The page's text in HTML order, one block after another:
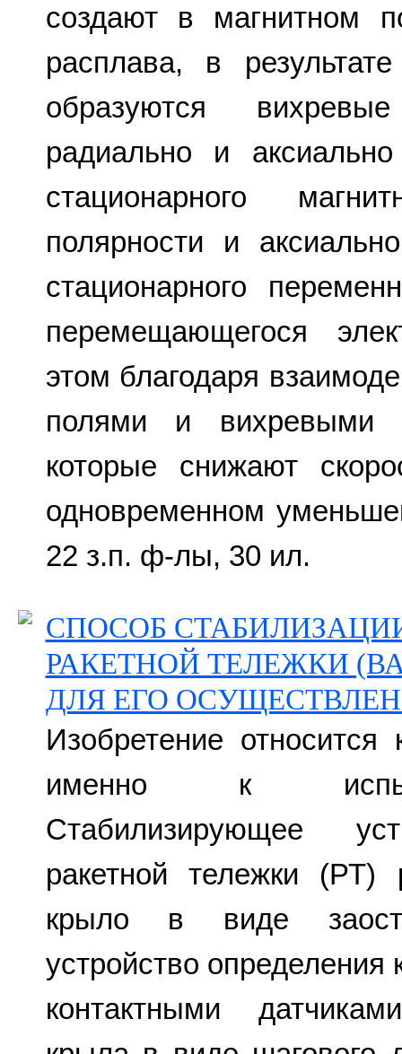
создают в магнитном
расплава, в
образуются
радиально и
стационарного
полярности и
стационарного
перемещающегося
этом благодаря
полями и вихревыми
которые снижают
одновременном
22 з.п. ф-лы, 30 ил.
СПОСОБ
РАКЕТНОЙ ТЕЛЕЖКИ
ДЛЯ ЕГО
Изобретение
именно к
Стабилизирующее
ракетной тележки (РТ)
крыло в виде
устройство определения
контактными